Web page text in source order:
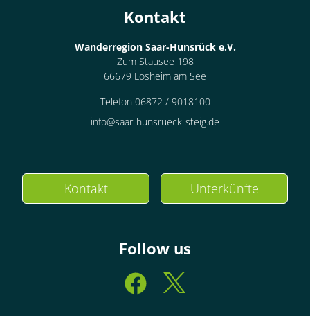
Kontakt
Wanderregion Saar-Hunsrück e.V.
Zum Stausee 198
66679 Losheim am See
Telefon 06872 / 9018100
info@saar-hunsrueck-steig.de
Kontakt Unterkünfte
Follow us